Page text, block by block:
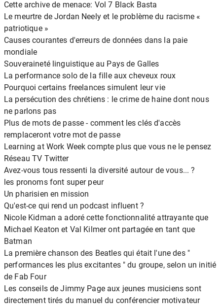
Cette archive de menace: Vol 7 Black Basta
Le meurtre de Jordan Neely et le problème du racisme «
patriotique »
Causes courantes d'erreurs de données dans la paie
mondiale
Souveraineté linguistique au Pays de Galles
La performance solo de la fille aux cheveux roux
Pourquoi certains freelances simulent leur vie
La persécution des chrétiens : le crime de haine dont nous
ne parlons pas
Plus de mots de passe - comment les clés d'accès
remplaceront votre mot de passe
Learning at Work Week compte plus que vous ne le pensez
Réseau TV Twitter
Avez-vous tous ressenti la diversité autour de vous... ?
les pronoms font super peur
Un pharisien en mission
Qu'est-ce qui rend un podcast influent ?
Nicole Kidman a adoré cette fonctionnalité attrayante que
Michael Keaton et Val Kilmer ont partagée en tant que
Batman
La première chanson des Beatles qui était l'une des "
performances les plus excitantes " du groupe, selon un initié
de Fab Four
Les conseils de Jimmy Page aux jeunes musiciens sont
directement tirés du manuel du conférencier motivateur